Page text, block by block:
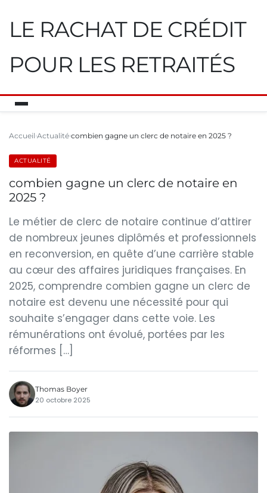
LE RACHAT DE CRÉDIT
POUR LES RETRAITÉS
Accueil Actualité combien gagne un clerc de notaire en 2025 ?
ACTUALITÉ
combien gagne un clerc de notaire en
2025 ?
Le métier de clerc de notaire continue d’attirer
de nombreux jeunes diplômés et professionnels
en reconversion, en quête d’une carrière stable
au cœur des affaires juridiques françaises. En
2025, comprendre combien gagne un clerc de
notaire est devenu une nécessité pour qui
souhaite s’engager dans cette voie. Les
rémunérations ont évolué, portées par les
réformes […]
Thomas Boyer
20 octobre 2025